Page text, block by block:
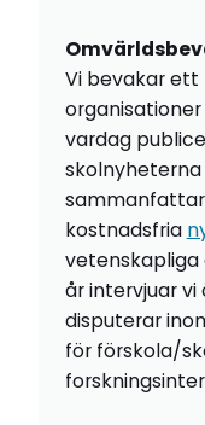
Vi bevakar ett
vardag
kostnadsfria
vetenskapliga
år intervjuar vi
disputerar
för förskola/